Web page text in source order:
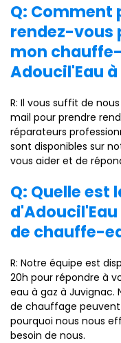
Q: Comment
rendez-vous
mon
Adoucil'Eau
R: Il vous suffit de
mail pour prendre
réparateurs
sont disponibles sur
vous aider et de
Q: Quelle est
de chauffe-
R: Notre équipe est
20h pour répondre à
eau à gaz à Juvignac.
de chauffage
pourquoi nous nous
besoin de nous.